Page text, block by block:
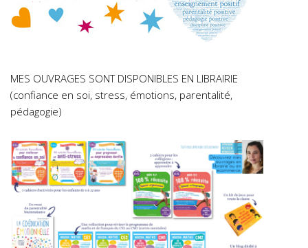
MES OUVRAGES SONT DISPONIBLES EN LIBRAIRIE
(confiance en soi, stress, émotions, parentalité,
pédagogie)